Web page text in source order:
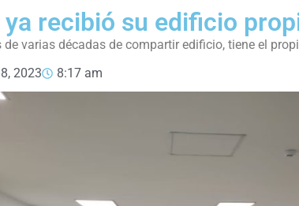
ya recibió su edificio
varias décadas de compartir edificio, tiene el
2023 8:17 am